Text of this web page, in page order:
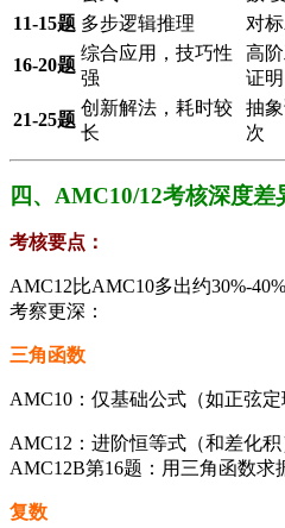
​11-15题​ 多步逻辑推理 对
​16-20题​
综合应用，技巧性
强
高
证明
​21-25题​
创新解法，耗时较
长
抽
次
四、AMC10/12考核深度差
考核要点​：
AMC12比AMC10多出约30%-
考察更深：
​三角函数​
AMC10：仅基础公式（如正弦定
AMC12：进阶恒等式（和差化
AMC12B第16题：用三角函数求
​复数​